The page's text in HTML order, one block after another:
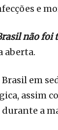
e
não
aberta.
em
assim
a